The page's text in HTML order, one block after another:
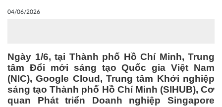
04/06/2026
Ngày 1/6, tại Thành phố Hồ Chí Minh, Trung
tâm Đổi mới sáng tạo Quốc gia Việt Nam
(NIC), Google Cloud, Trung tâm Khởi nghiệp
sáng tạo Thành phố Hồ Chí Minh (SIHUB), Cơ
quan Phát triển Doanh nghiệp Singapore